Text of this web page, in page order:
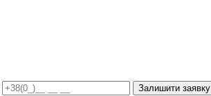
Залишити заявку